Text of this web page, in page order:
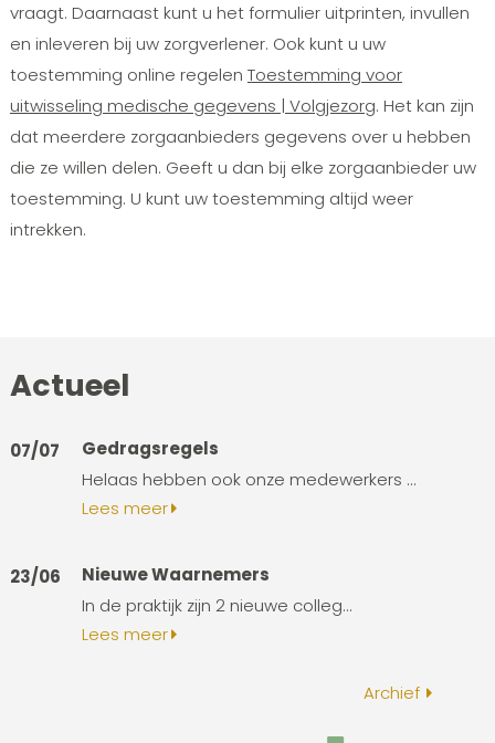
vraagt. Daarnaast kunt u het formulier uitprinten, invullen
en inleveren bij uw zorgverlener. Ook kunt u uw
toestemming online regelen Toestemming voor
uitwisseling medische gegevens | Volgjezorg. Het kan zijn
dat meerdere zorgaanbieders gegevens over u hebben
die ze willen delen. Geeft u dan bij elke zorgaanbieder uw
toestemming. U kunt uw toestemming altijd weer
intrekken.
Actueel
07/07
Gedragsregels
Helaas hebben ook onze medewerkers ...
Lees meer
23/06
Nieuwe Waarnemers
In de praktijk zijn 2 nieuwe colleg...
Lees meer
Archief